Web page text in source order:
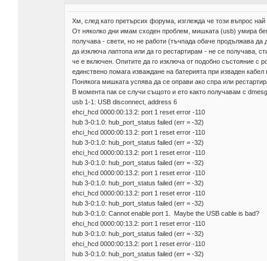
Хм, след като претърсих форума, изглежда че този въпрос
От няколко дни имам сходен проблем, мишката (usb) умира
получава - свети, но не работи (тъчпада обаче продължава
да изключа лаптопа или да го рестартирам - не се получава,
че е включен. Опитите да го изключа от подобно състояние с
единствено помага изваждане на батерията при изваден кабел
Понякога мишката успява да се оправи ако спра или
В момента пак се случи същото и ето както получавам с
usb 1-1: USB disconnect, address 6
ehci_hcd 0000:00:13.2: port 1 reset error -110
hub 3-0:1.0: hub_port_status failed (err = -32)
ehci_hcd 0000:00:13.2: port 1 reset error -110
hub 3-0:1.0: hub_port_status failed (err = -32)
ehci_hcd 0000:00:13.2: port 1 reset error -110
hub 3-0:1.0: hub_port_status failed (err = -32)
ehci_hcd 0000:00:13.2: port 1 reset error -110
hub 3-0:1.0: hub_port_status failed (err = -32)
ehci_hcd 0000:00:13.2: port 1 reset error -110
hub 3-0:1.0: hub_port_status failed (err = -32)
hub 3-0:1.0: Cannot enable port 1. Maybe the USB cable is bad?
ehci_hcd 0000:00:13.2: port 1 reset error -110
hub 3-0:1.0: hub_port_status failed (err = -32)
ehci_hcd 0000:00:13.2: port 1 reset error -110
hub 3-0:1.0: hub_port_status failed (err = -32)